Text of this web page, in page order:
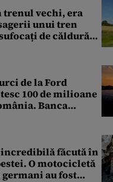
trenul vechi, era
unui tren
de căldură
de la Ford
100 de milioane
Banca
făcută în
O motocicletă
au fost